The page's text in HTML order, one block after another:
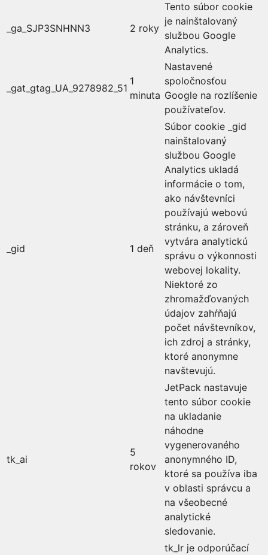
_ga_SJP3SNHNN3 2 roky
Tento súbor cookie
je nainštalovaný
službou Google
Analytics.
_gat_gtag_UA_9278982_51
1
minuta
Nastavené
spoločnosťou
Google na rozlíšenie
používateľov.
_gid 1 deň
Súbor cookie _gid
nainštalovaný
službou Google
Analytics ukladá
informácie o tom,
ako návštevníci
používajú webovú
stránku, a zároveň
vytvára analytickú
správu o výkonnosti
webovej lokality.
Niektoré zo
zhromažďovaných
údajov zahŕňajú
počet návštevníkov,
ich zdroj a stránky,
ktoré anonymne
navštevujú.
tk_ai
5
rokov
JetPack nastavuje
tento súbor cookie
na ukladanie
náhodne
vygenerovaného
anonymného ID,
ktoré sa používa iba
v oblasti správcu a
na všeobecné
analytické
sledovanie.
tk_lr je odporúčací